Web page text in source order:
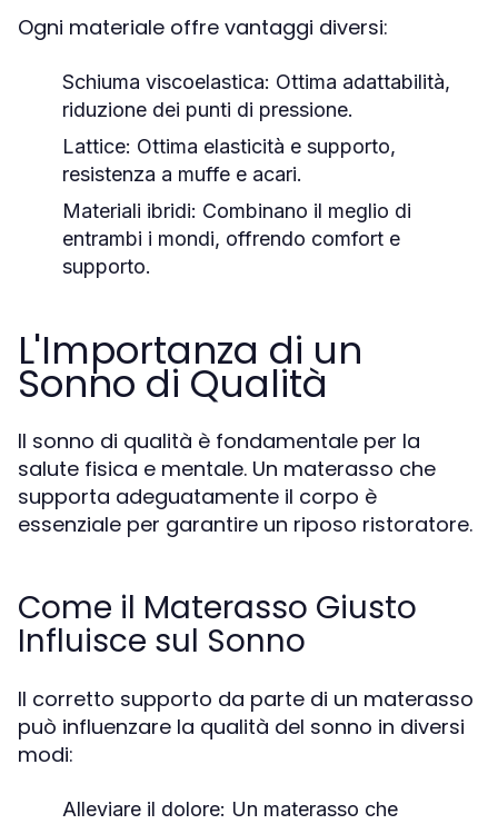
Ogni materiale offre vantaggi diversi:
Schiuma viscoelastica: Ottima adattabilità,
riduzione dei punti di pressione.
Lattice: Ottima elasticità e supporto,
resistenza a muffe e acari.
Materiali ibridi: Combinano il meglio di
entrambi i mondi, offrendo comfort e
supporto.
L'Importanza di un
Sonno di Qualità
Il sonno di qualità è fondamentale per la
salute fisica e mentale. Un materasso che
supporta adeguatamente il corpo è
essenziale per garantire un riposo ristoratore.
Come il Materasso Giusto
Influisce sul Sonno
Il corretto supporto da parte di un materasso
può influenzare la qualità del sonno in diversi
modi:
Alleviare il dolore: Un materasso che